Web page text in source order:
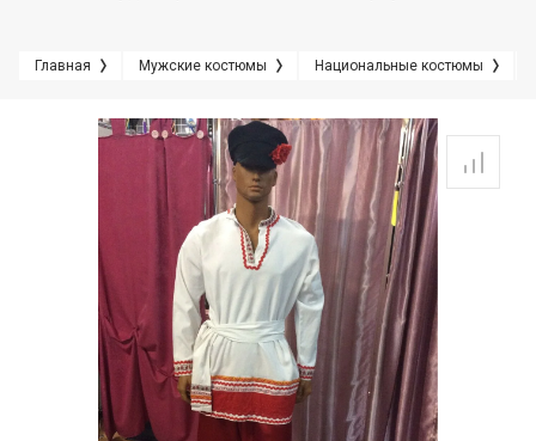
Главная Мужские костюмы Национальные костюмы